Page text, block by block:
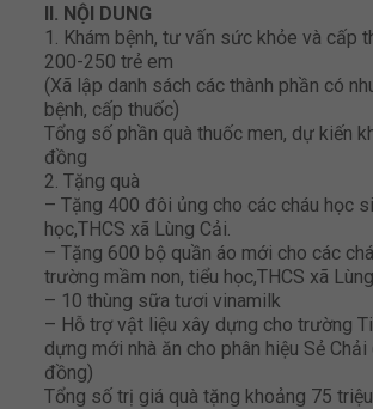
II. NỘI DUNG
1. Khám bệnh, tư vấn sức khỏe và cấp
200-250 trẻ em
(Xã lập danh sách các thành phần có
bệnh, cấp thuốc)
Tổng số phần quà thuốc men, dự kiến
đồng
2. Tặng quà
– Tặng 400 đôi ủng cho các cháu học
học,THCS xã Lùng Cải.
– Tặng 600 bộ quần áo mới cho các
trường mầm non, tiểu học,THCS xã
– 10 thùng sữa tươi vinamilk
– Hỗ trợ vật liệu xây dựng cho trường
dựng mới nhà ăn cho phân hiệu Sẻ
đồng)
Tổng số trị giá quà tặng khoảng 75